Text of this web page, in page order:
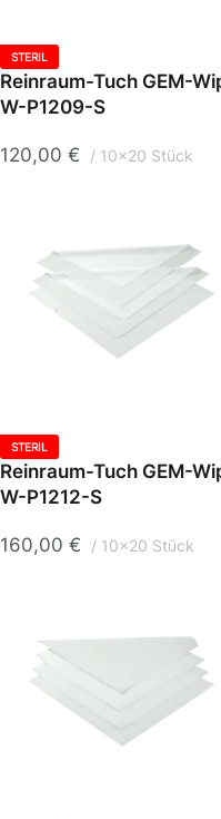
STERIL
Reinraum-Tuch GEM-
W-P1209-S
120,00 € 10x20 Stück
STERIL
Reinraum-Tuch GEM-
W-P1212-S
160,00 € 10x20 Stück